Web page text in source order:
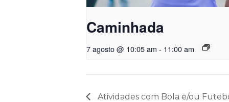
Caminhada
7 agosto @ 10:05 am - 11:00 am
Atividades com Bola e/ou